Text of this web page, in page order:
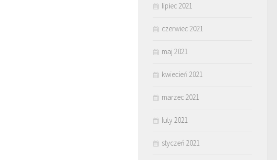
lipiec 2021
czerwiec 2021
maj 2021
kwiecień 2021
marzec 2021
luty 2021
styczeń 2021